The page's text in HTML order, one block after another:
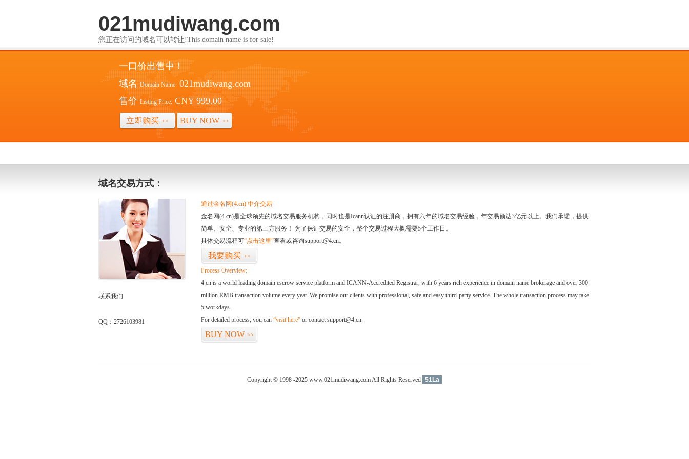
021mudiwang.com
您正在访问的域名可以转让!This domain name is for sale!
一口价出售中！
域名 Domain Name: 021mudiwang.com
售价 Listing Price: CNY 999.00
立即购买 >> BUY NOW >>
域名交易方式：
联系我们
QQ：2726103981
通过金名网(4.cn) 中介交易
金名网(4.cn)是全球领先的域名交易服务机构，同时也是Icann认证的注册商，拥有六年的域名交易经验，年交易额达3亿元以上。我们承诺，提供
简单、安全、专业的第三方服务！ 为了保证交易的安全，整个交易过程大概需要5个工作日。
具体交易流程可“点击这里”查看或咨询support@4.cn。
我要购买 >>
Process Overview:
4.cn is a world leading domain escrow service platform and ICANN-Accredited Registrar, with 6 years rich experience in domain name brokerage and over 300
million RMB transaction volume every year. We promise our clients with professional, safe and easy third-party service. The whole transaction process may take
5 workdays.
For detailed process, you can “visit here” or contact support@4.cn.
BUY NOW >>
Copyright © 1998 -2025 www.021mudiwang.com All Rights Reserved 51La